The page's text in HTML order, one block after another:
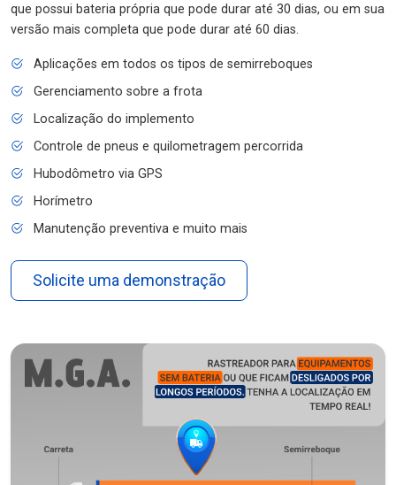
que possui bateria própria que pode durar até 30 dias, ou em sua
versão mais completa que pode durar até 60 dias.
Aplicações em todos os tipos de semirreboques
Gerenciamento sobre a frota
Localização do implemento
Controle de pneus e quilometragem percorrida
Hubodômetro via GPS
Horímetro
Manutenção preventiva e muito mais
Solicite uma demonstração